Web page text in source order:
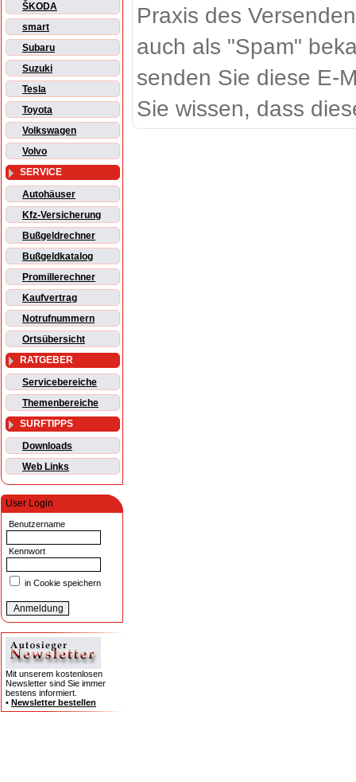
ŠKODA
smart
Subaru
Suzuki
Tesla
Toyota
Volkswagen
Volvo
SERVICE
Autohäuser
Kfz-Versicherung
Bußgeldrechner
Bußgeldkatalog
Promillerechner
Kaufvertrag
Notrufnummern
Ortsübersicht
RATGEBER
Servicebereiche
Themenbereiche
SURFTIPPS
Downloads
Web Links
User Login
Benutzername
Kennwort
in Cookie speichern
Mit unserem kostenlosen
Newsletter sind Sie immer
bestens informiert.
• Newsletter bestellen
Praxis des
auch als "Spam"
senden Sie diese E-
Sie wissen, dass